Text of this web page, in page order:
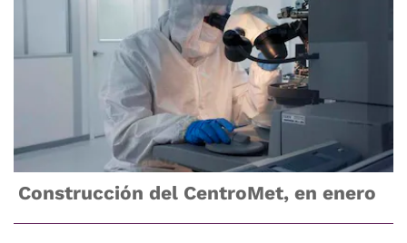
Construcción del CentroMet, en enero